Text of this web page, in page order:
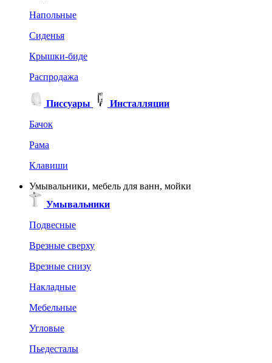
Напольные
Сиденья
Крышки-биде
Распродажа
Писсуары
Инсталляции
Бачок
Рама
Клавиши
Умывальники, мебель для ванн, мойки
Умывальники
Подвесные
Врезные сверху
Врезные снизу
Накладные
Мебельные
Угловые
Пьедесталы